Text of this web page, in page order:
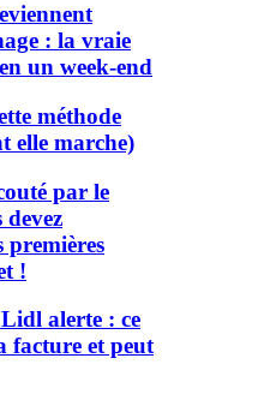
: la vraie
un week-end
méthode
elle marche)
par le
devez
premières
!
alerte : ce
facture et peut